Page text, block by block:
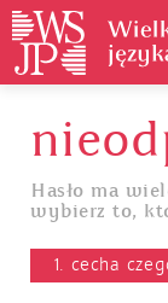
Hasło ma
wybierz to,
1. cecha